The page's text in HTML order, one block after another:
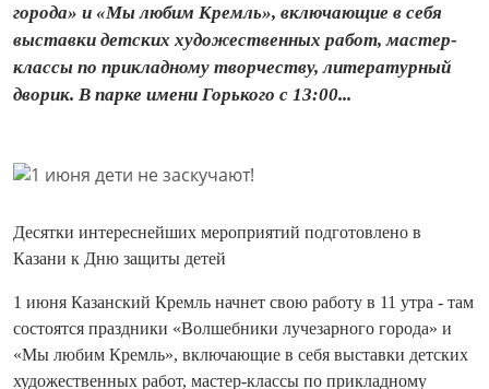
города» и «Мы любим Кремль», включающие в себя
выставки детских художественных работ, мастер-
классы по прикладному творчеству, литературный
дворик. В парке имени Горького с 13:00...
Десятки интереснейших мероприятий подготовлено в
Казани к Дню защиты детей
1 июня Казанский Кремль начнет свою работу в 11 утра - там
состоятся праздники «Волшебники лучезарного города» и
«Мы любим Кремль», включающие в себя выставки детских
художественных работ, мастер-классы по прикладному